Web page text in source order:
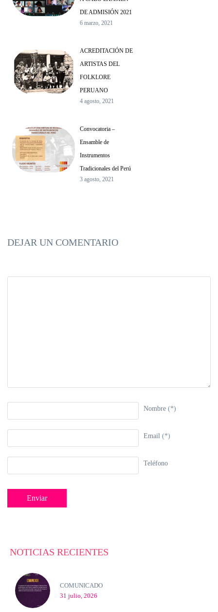
DE ADMISIÓN 2021
6 marzo, 2021
ACREDITACIÓN DE
ARTISTAS DEL
FOLKLORE
PERUANO
4 agosto, 2021
Convocatoria –
Ensamble de
Instrumentos
Tradicionales del Perú
3 agosto, 2021
DEJAR UN COMENTARIO
Nombre (*)
Email (*)
Teléfono
NOTICIAS RECIENTES
COMUNICADO
31 julio, 2026